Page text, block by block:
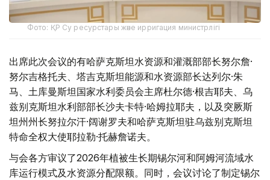
Фото: ҚР Су ресурстары және ирригация министрлігі
出席此次会议的有哈萨克斯坦水资源和灌溉部部长努尔詹·
努尔吉格托夫、塔吉克斯坦能源和水资源部长达列尔·朱
马、土库曼斯坦国家水利委员会主席杜尔德·根吉耶夫、乌
兹别克斯坦水利部部长沙夫卡特·哈姆拉耶夫，以及突厥斯
坦州州长努拉尔汗·阔谢罗夫和哈萨克斯坦驻乌兹别克斯坦
特命全权大使耶拉勒·托赫詹诺夫。
与会各方审议了2026年植被生长期锡尔河和阿姆河流域水
库运行模式及水资源分配限额。同时，会议讨论了制定锡尔